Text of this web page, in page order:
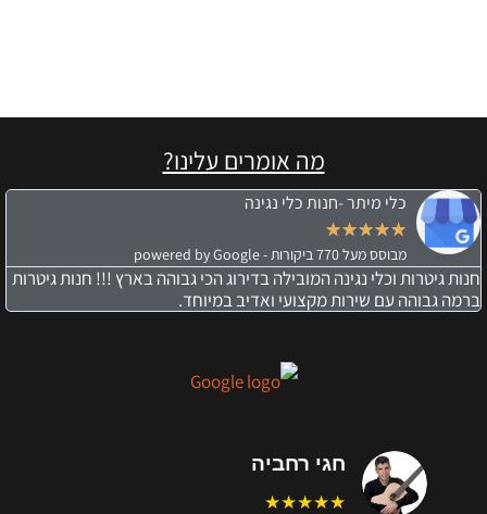
מה אומרים עלינו?
כלי מיתר -חנות כלי נגינה
★
★
★
★
★
מבוסס מעל 770 ביקורות - powered by Google
חנות גיטרות וכלי נגינה המובילה בדירוג הכי גבוהה בארץ !!! חנות גיטרות
ברמה גבוהה עם שירות מקצועי ואדיב במיוחד.
חגי רחביה
★★★★★